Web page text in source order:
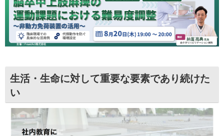
生活・生命に対して重要な要素であり続けた
い